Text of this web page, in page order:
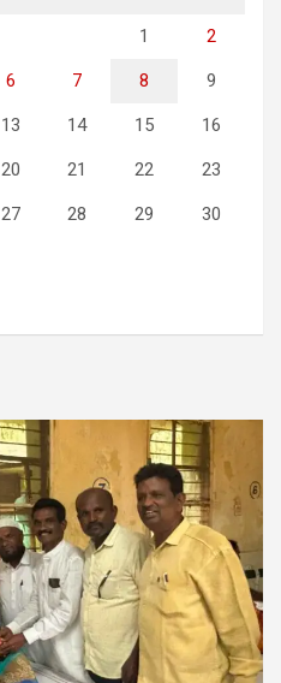
1 2
6 7 8 9
13 14 15 16
20 21 22 23
27 28 29 30